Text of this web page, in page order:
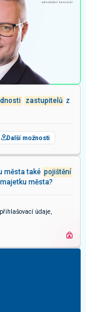
zastupitelů z
Další možnosti
města také pojištění
města?
údaje,